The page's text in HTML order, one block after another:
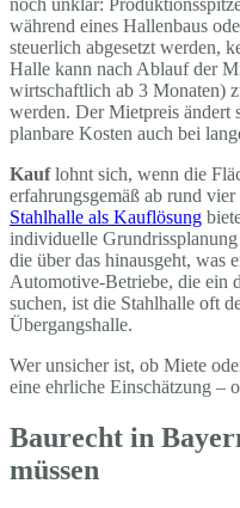
noch unklar:
während eines Hallenbaus
steuerlich abgesetzt werden,
Halle kann nach Ablauf der
wirtschaftlich ab 3 Monaten)
werden. Der Mietpreis ändert
planbare Kosten auch bei
Kauflohnt sich, wenn die
erfahrungsgemäß ab rund
Stahlhalle als Kauflösung
individuelle
die über das hinausgeht, was
Automotive-Betriebe, die ein
suchen, ist die Stahlhalle oft
Übergangshalle.
Wer unsicher ist, ob Miete
eine ehrliche Einschätzung –
Baurecht in
müssen